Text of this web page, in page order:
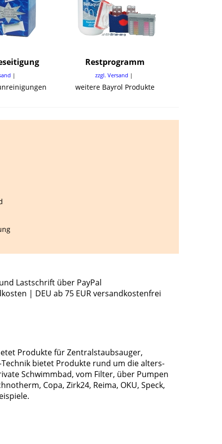
Restprogramm
zzgl. Versand
weitere Bayrol Produkte
Lastschrift über PayPal
| DEU ab 75 EUR versandkostenfrei
Produkte für Zentralstaubsauger,
bietet Produkte rund um die alters-
Schwimmbad, vom Filter, über Pumpen
Copa, Zirk24, Reima, OKU, Speck,